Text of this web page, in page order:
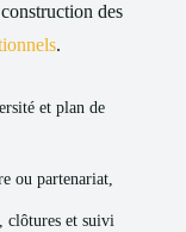
des
.
et plan de
ou partenariat,
clôtures et suivi